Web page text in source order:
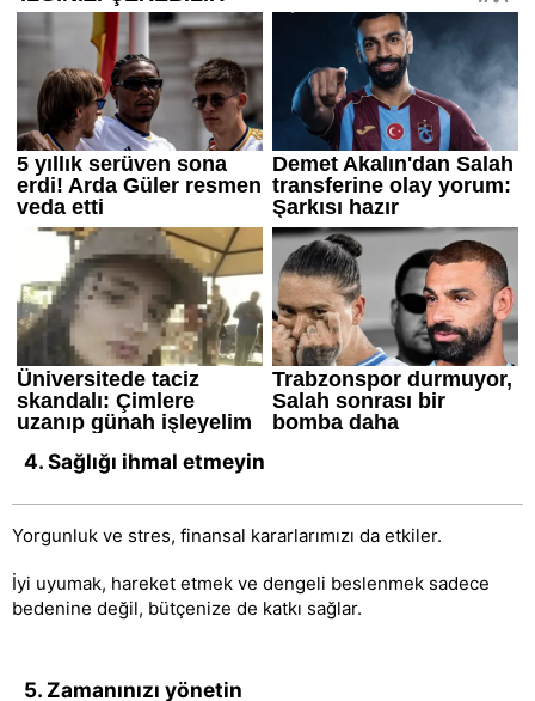
4. Sağlığı ihmal etmeyin
Yorgunluk ve stres, finansal kararlarımızı da etkiler.
İyi uyumak, hareket etmek ve dengeli beslenmek sadece
bedenine değil, bütçenize de katkı sağlar.
5. Zamanınızı yönetin